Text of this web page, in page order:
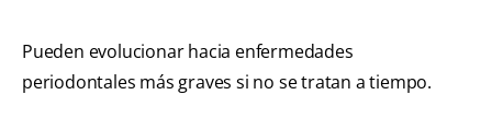
Pueden evolucionar hacia enfermedades
periodontales más graves si no se tratan a tiempo.